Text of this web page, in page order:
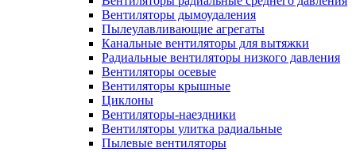
Вентиляторы дымоудаления
Пылеулавливающие агрегаты
Канальные вентиляторы для вытяжки
Радиальные вентиляторы низкого давления
Вентиляторы осевые
Вентиляторы крышные
Циклоны
Вентиляторы-наездники
Вентиляторы улитка радиальные
Пылевые вентиляторы